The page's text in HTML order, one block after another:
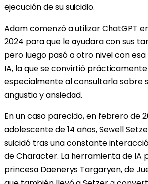
ejecución de su suicidio.
Adam comenzó a utilizar ChatGPT
2024 para que le ayudara con sus
pero luego pasó a otro nivel con
IA, la que se convirtió
especialmente al consultarla sobre
angustia y ansiedad.
En un caso parecido, en febrero de
adolescente de 14 años, Sewell
suicidó tras una constante
de Character. La herramienta de IA
princesa Daenerys Targaryen, de